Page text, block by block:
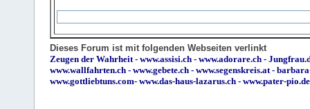
Dieses Forum ist mit folgenden Webseiten verlinkt
Zeugen der Wahrheit- www.assisi.ch - www.adorare.ch -
www.wallfahrten.ch - www.gebete.ch - www.segenskreis.at-
www.gottliebtuns.com- www.das-haus-lazarus.ch - www.pater-pio.de